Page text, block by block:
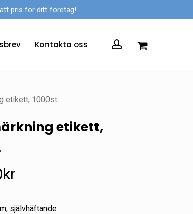
pris för ditt företag!
Kontakta oss account
etikett, 1000st.
etikett,
kr
självhäftande